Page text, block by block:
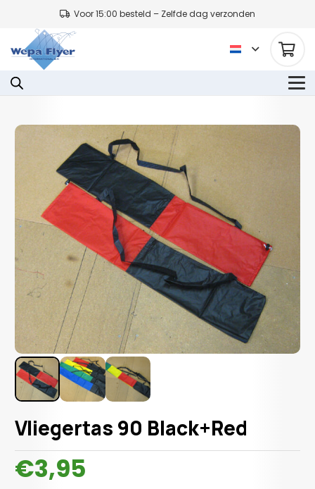
Voor 15:00 besteld – Zelfde dag verzonden
Vliegertas 90 Black+Red
€3,95